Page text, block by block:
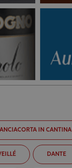
IN CANTINA
DANTE